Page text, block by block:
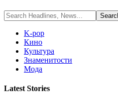
K-pop
Кино
Культура
Знаменитости
Мода
Latest Stories